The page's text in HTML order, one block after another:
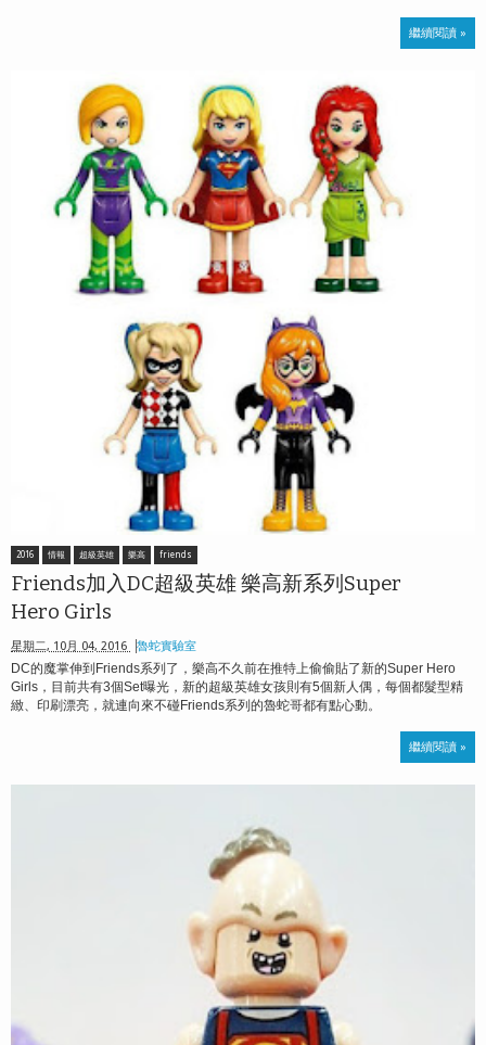
繼續閱讀 »
2016 情報 超級英雄 樂高 friends
Friends加入DC超級英雄 樂高新系列Super
Hero Girls
星期二, 10月 04, 2016 魯蛇實驗室
DC的魔掌伸到Friends系列了，樂高不久前在推特上偷偷貼了新的Super Hero
Girls，目前共有3個Set曝光，新的超級英雄女孩則有5個新人偶，每個都髮型精
緻、印刷漂亮，就連向來不碰Friends系列的魯蛇哥都有點心動。
繼續閱讀 »